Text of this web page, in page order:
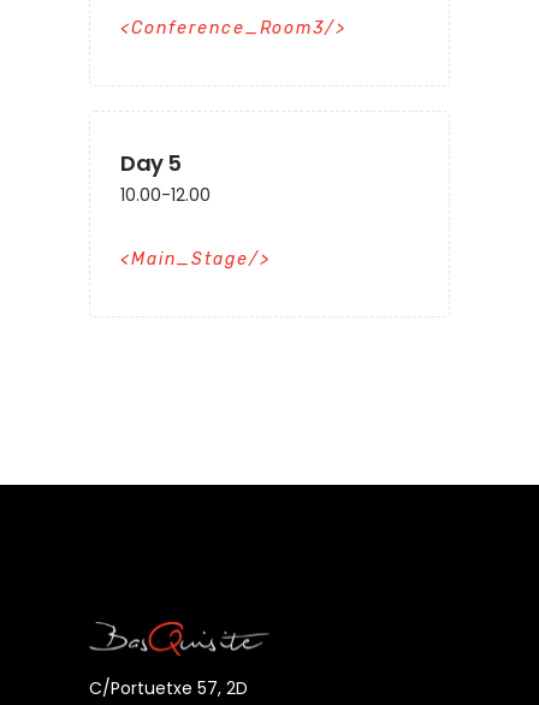
Conference_Room3
Day 5
10.00-12.00
Main_Stage
C/Portuetxe 57, 2D